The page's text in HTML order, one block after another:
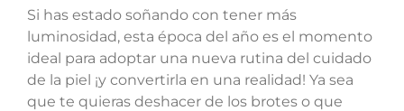
Si has estado soñando con tener más
luminosidad, esta época del año es el momento
ideal para adoptar una nueva rutina del cuidado
de la piel ¡y convertirla en una realidad! Ya sea
que te quieras deshacer de los brotes o que